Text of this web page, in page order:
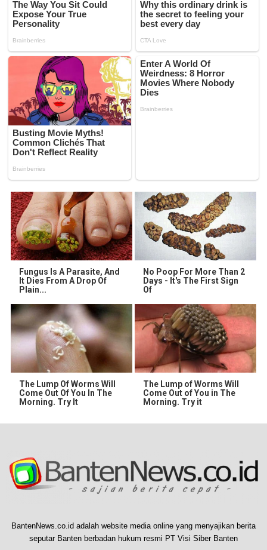
Fungus Is A Parasite, And
It Dies From A Drop Of
Plain...
No Poop For More Than 2
Days - It's The First Sign
Of
The Lump Of Worms Will
Come Out Of You In The
Morning. Try It
The Lump of Worms Will
Come Out of You in The
Morning. Try it
BantenNews.co.id adalah website media online yang menyajikan berita
seputar Banten berbadan hukum resmi PT Visi Siber Banten